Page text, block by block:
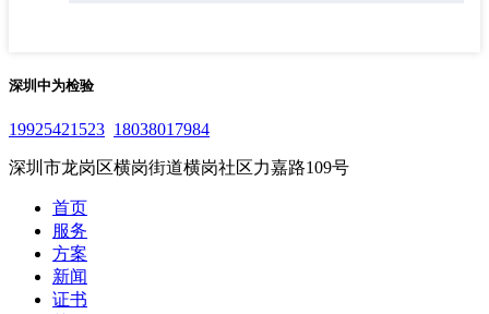
深圳中为检验
19925421523 18038017984
深圳市龙岗区横岗街道横岗社区力嘉路109号
首页
服务
方案
新闻
证书